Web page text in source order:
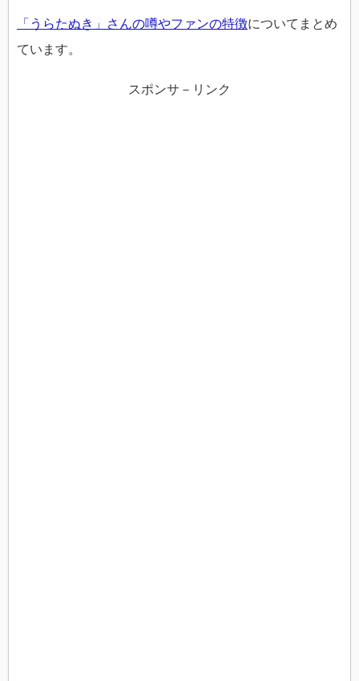
「うらたぬき」さんの噂やファンの特徴についてまとめ
ています。
スポンサ－リンク